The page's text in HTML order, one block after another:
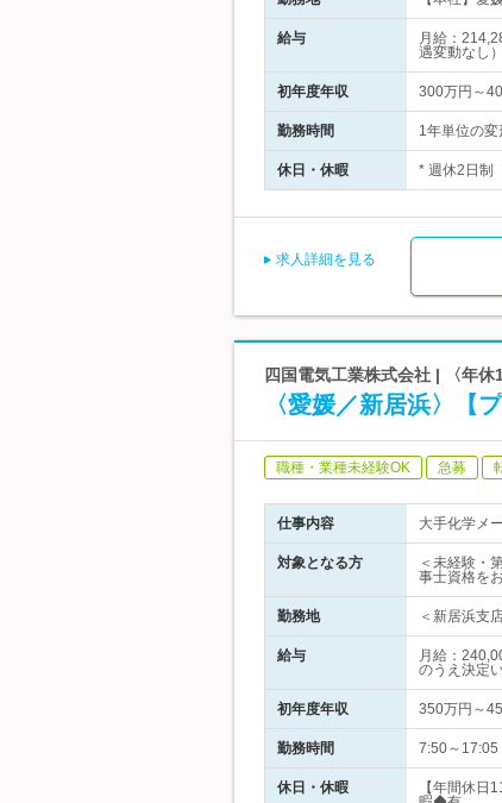
給与
月給：
遇変動なし）
初年度年収 300万円～
勤務時間 1年単位の
休日・休暇 * 週休2日制
求人詳細を見る
四国電気工業株式会社 | 〈年
〈愛媛／新居浜〉【
職種・業種未経験OK 急募
仕事内容 大手化学メ
対象となる方
＜未経験・
事士資格を
勤務地 ＜新居浜支
給与
月給：
のうえ決定
初年度年収 350万円～
勤務時間 7:50～
休日・休暇
【年間休